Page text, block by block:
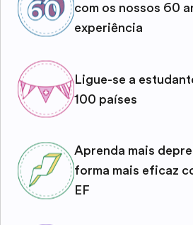
com os nossos 60
experiência
Ligue-se a
100 países
Aprenda mais
forma mais eficaz
EF